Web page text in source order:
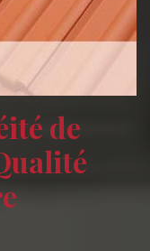
de